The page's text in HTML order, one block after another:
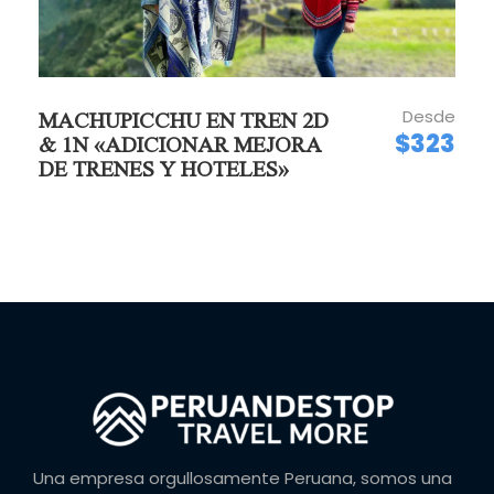
Cámara
Salidas diarias.
Hora de salida: 04:00 – 04:30 AM (Salida a
personal y la exposición potencial, lo que puede
provocar lesiones físicas o emocionales, parálisis,
muerte, o daños en la persona misma o a terceros.
el cliente comprende que tales riesgos
MACHUPICCHU EN TREN 2D
& 1N «ADICIONAR MEJORA
DE TRENES Y HOTELES»
Desde
$323
Una empresa orgullosamente Peruana, somos una